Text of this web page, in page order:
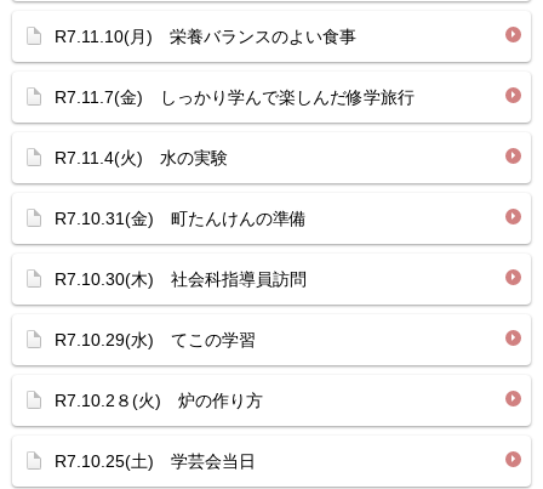
R7.11.10(月) 栄養バランスのよい食事
R7.11.7(金) しっかり学んで楽しんだ修学旅行
R7.11.4(火) 水の実験
R7.10.31(金) 町たんけんの準備
R7.10.30(木) 社会科指導員訪問
R7.10.29(水) てこの学習
R7.10.2８(火) 炉の作り方
R7.10.25(土) 学芸会当日